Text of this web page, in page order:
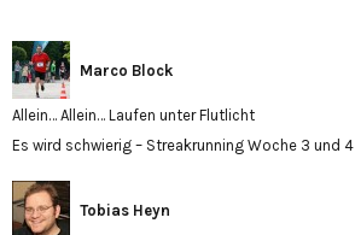
Marco Block
Allein… Allein… Laufen unter Flutlicht
Es wird schwierig – Streakrunning Woche 3 und 4
Tobias Heyn